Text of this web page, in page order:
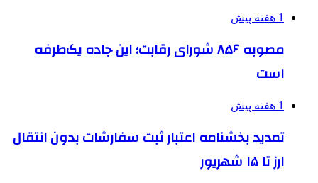
1 هفته پیش
مصوبه ۸۵۶ شورای رقابت؛ این جاده یک‌طرفه
است
1 هفته پیش
تمدید بخشنامه اعتبار ثبت سفارشات بدون انتقال
ارز تا ۱۵ شهریور